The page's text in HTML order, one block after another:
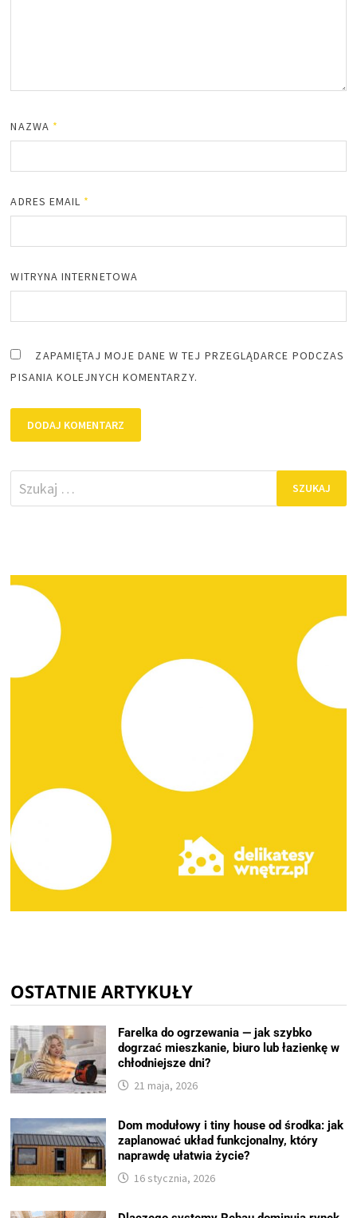
NAZWA *
ADRES EMAIL *
WITRYNA INTERNETOWA
ZAPAMIĘTAJ MOJE DANE W TEJ PRZEGLĄDARCE PODCZAS
PISANIA KOLEJNYCH KOMENTARZY.
Szukaj:
OSTATNIE ARTYKUŁY
Farelka do ogrzewania — jak szybko
dogrzać mieszkanie, biuro lub łazienkę w
chłodniejsze dni?
21 maja, 2026
Dom modułowy i tiny house od środka: jak
zaplanować układ funkcjonalny, który
naprawdę ułatwia życie?
16 stycznia, 2026